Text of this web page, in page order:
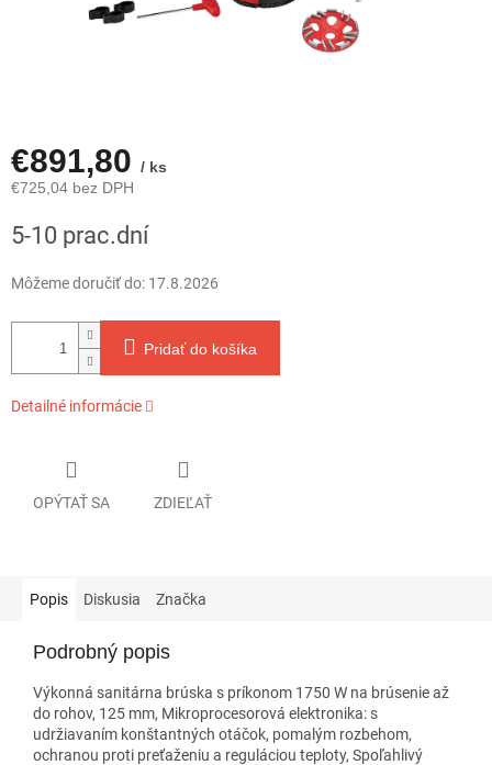
€891,80 / ks
€725,04 bez DPH
cena:
5-10 prac.dní
Môžeme doručiť do: 17.8.2026
Pridať do košíka
Detailné informácie
OPÝTAŤ SA ZDIEĽAŤ
Popis Diskusia Značka
Podrobný popis
Výkonná sanitárna brúska s príkonom 1750 W na brúsenie až
do rohov, 125 mm, Mikroprocesorová elektronika: s
udržiavaním konštantných otáčok, pomalým rozbehom,
ochranou proti preťaženiu a reguláciou teploty, Spoľahlivý